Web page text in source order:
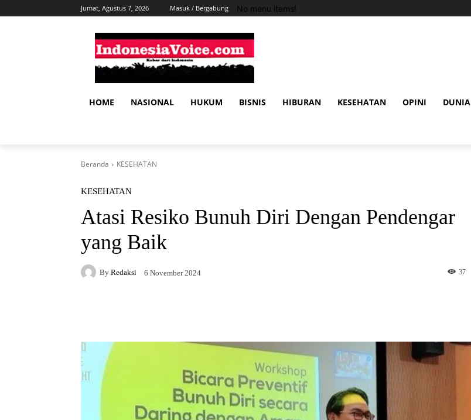
Jumat, Agustus 7, 2026 Masuk / Bergabung No menu items!
HOME NASIONAL HUKUM BISNIS HIBURAN KESEHATAN OPINI DUNIA
Beranda KESEHATAN
KESEHATAN
Atasi Resiko Bunuh Diri Dengan Pendengar
yang Baik
By Redaksi 6 November 2024 37